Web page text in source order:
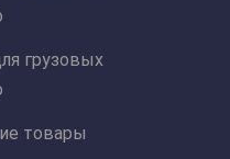
грузовых
товары